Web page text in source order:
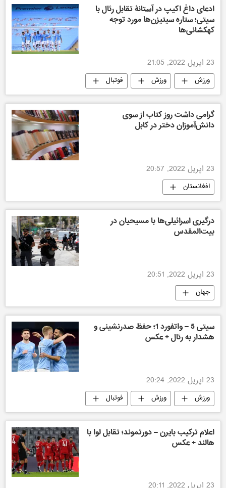
ادعای داغ اکیپ در آستانۀ تقابل رئال با
سیتی؛ ستاره سیتیزن‌ها مورد توجه
کهکشانی‌ها
23 اپریل 2022, 21:05
ورزش ورزش فوتبال
گرامی داشت روز کتاب از سوی
دانش‌آموزان دختر در کابل
23 اپریل 2022, 20:57
افغانستان
درگیری اسرائیلی‌ها با مسیحیان در
بیت‌المقدس
23 اپریل 2022, 20:51
جهان
سیتی 5 – واتفورد 1؛ حفظ صدرنشینی و
هشدار به رئال + عکس
23 اپریل 2022, 20:24
ورزش ورزش فوتبال
اعلام ترکیب بایرن – دورتموند؛ تقابل لوا با
هالند + عکس